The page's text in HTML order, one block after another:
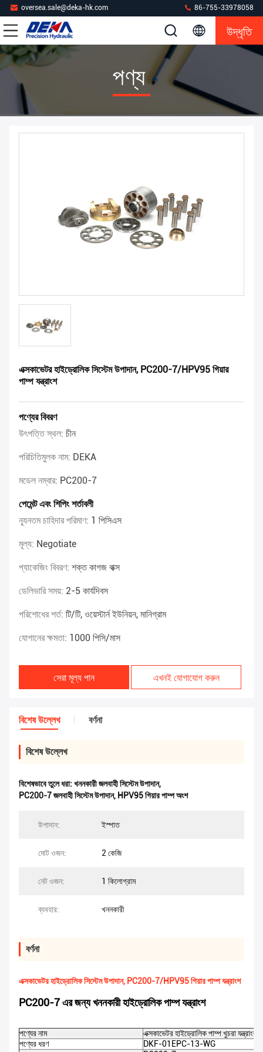
oversea.sale@deka-hk.com 86-755-33978058
উদ্ধৃতি
পণ্য
এক্সকাভেটর হাইড্রোলিক সিস্টেম উপাদান, PC200-7/HPV95 গিয়ার
পাম্প যন্ত্রাংশ
পণ্যের বিবরণ
উৎপত্তি স্থল: চীন
পরিচিতিমুলক নাম: DEKA
মডেল নম্বার: PC200-7
পেমেন্ট এবং শিপিং শর্তাবলী
ন্যূনতম চাহিদার পরিমাণ: 1 পিসিএস
মূল্য: Negotiate
প্যাকেজিং বিবরণ: শক্ত কাগজ বাক্স
ডেলিভারি সময়: 2-5 কার্যদিবস
পরিশোধের শর্ত: টি/টি, ওয়েস্টার্ন ইউনিয়ন, মানিগ্রাম
যোগানের ক্ষমতা: 1000 পিসি/মাস
সেরা মূল্য পান এখনই যোগাযোগ করুন
বিশেষ উল্লেখ বর্ণনা
বিশেষ উল্লেখ
বিশেষভাবে তুলে ধরা: খননকারী জলবাহী সিস্টেম উপাদান,
PC200-7 জলবাহী সিস্টেম উপাদান, HPV95 গিয়ার পাম্প অংশ
উপাদান: ইস্পাত
মোট ওজন: 2 কেজি
নেট ওজন: 1 কিলোগ্রাম
ব্যবহার: খননকারী
বর্ণনা
এক্সকাভেটর হাইড্রোলিক সিস্টেম উপাদান, PC200-7/HPV95 গিয়ার পাম্প যন্ত্রাংশ
PC200-7 এর জন্য খননকারী হাইড্রোলিক পাম্প যন্ত্রাংশ
পণ্যের নাম
এক্সকাভেটর হাইড্রোলিক পাম্প খুচরা যন্ত্রাংশ
পণ্যের ধরণ
DKF-01EPC-13-WG